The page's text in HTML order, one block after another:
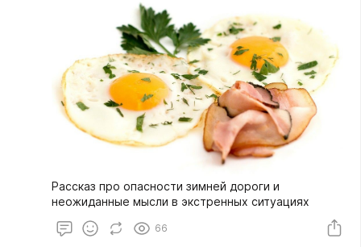
Рассказ про опасности зимней дороги и
неожиданные мысли в экстренных ситуациях
66